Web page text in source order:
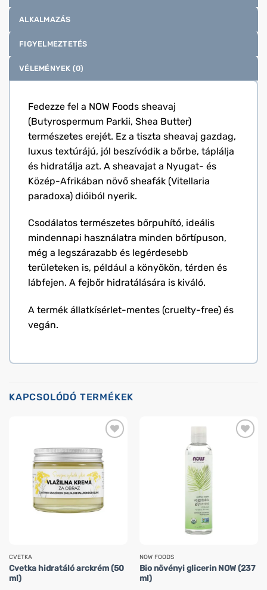
ALKALMAZÁS
FIGYELMEZTETÉS
VÉLEMÉNYEK (0)
Fedezze fel a NOW Foods sheavaj
(Butyrospermum Parkii, Shea Butter)
természetes erejét. Ez a tiszta sheavaj gazdag,
luxus textúrájú, jól beszívódik a bőrbe, táplálja
és hidratálja azt. A sheavajat a Nyugat- és
Közép-Afrikában növő sheafák (Vitellaria
paradoxa) dióiból nyerik.
Csodálatos természetes bőrpuhító, ideális
mindennapi használatra minden bőrtípuson,
még a legszárazabb és legérdesebb
területeken is, például a könyökön, térden és
lábfejen. A fejbőr hidratálására is kiváló.
A termék állatkísérlet-mentes (cruelty-free) és
vegán.
KAPCSOLÓDÓ TERMÉKEK
CVETKA
Cvetka hidratáló arckrém (50
ml)
NOW FOODS
Bio növényi glicerin NOW (237
ml)